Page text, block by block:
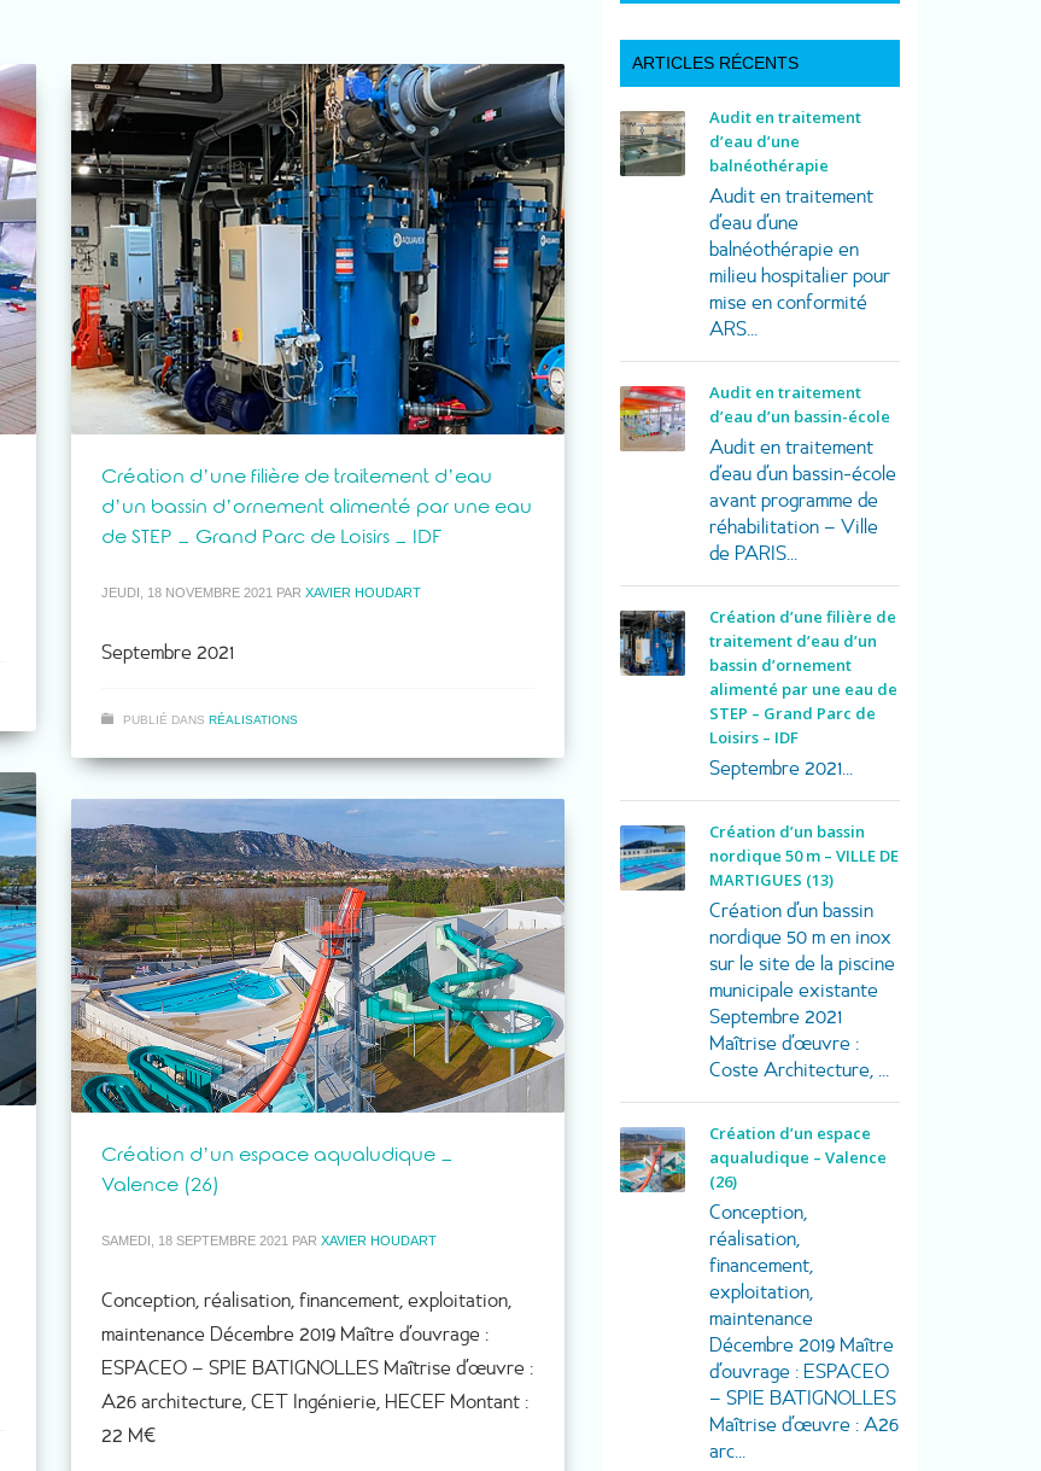
Création d’une filière de traitement d’eau
d’un bassin d’ornement alimenté par une eau
de STEP – Grand Parc de Loisirs – IDF
JEUDI, 18 NOVEMBRE 2021 PAR XAVIER HOUDART
Septembre 2021
PUBLIÉ DANS RÉALISATIONS
Création d’un espace aqualudique –
Valence (26)
SAMEDI, 18 SEPTEMBRE 2021 PAR XAVIER HOUDART
Conception, réalisation, financement, exploitation,
maintenance Décembre 2019 Maître d’ouvrage :
ESPACEO – SPIE BATIGNOLLES Maîtrise d’œuvre :
A26 architecture, CET Ingénierie, HECEF Montant :
22 M€
ARTICLES RÉCENTS
Audit en traitement
d’eau d’une
balnéothérapie
Audit en traitement
d’eau d’une
balnéothérapie en
milieu hospitalier pour
mise en conformité
ARS...
Audit en traitement
d’eau d’un bassin-école
Audit en traitement
d’eau d’un bassin-école
avant programme de
réhabilitation – Ville
de PARIS...
Création d’une filière de
traitement d’eau d’un
bassin d’ornement
alimenté par une eau de
STEP – Grand Parc de
Loisirs – IDF
Septembre 2021...
Création d’un bassin
nordique 50 m – VILLE DE
MARTIGUES (13)
Création d’un bassin
nordique 50 m en inox
sur le site de la piscine
municipale existante
Septembre 2021
Maîtrise d’œuvre :
Coste Architecture, ...
Création d’un espace
aqualudique – Valence
(26)
Conception,
réalisation,
financement,
exploitation,
maintenance
Décembre 2019 Maître
d’ouvrage : ESPACEO
– SPIE BATIGNOLLES
Maîtrise d’œuvre : A26
arc...